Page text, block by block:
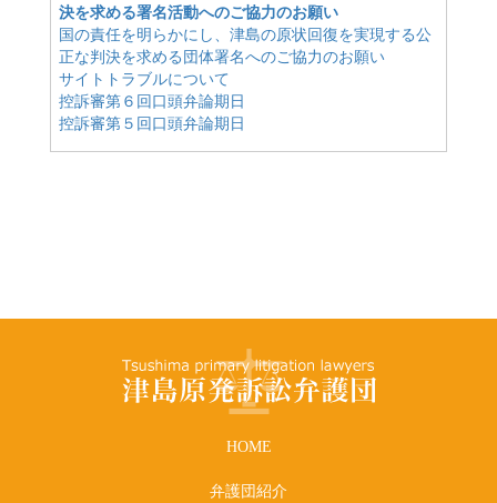
決を求める署名活動へのご協力のお願い
国の責任を明らかにし、津島の原状回復を実現する公
正な判決を求める団体署名へのご協力のお願い
サイトトラブルについて
控訴審第６回口頭弁論期日
控訴審第５回口頭弁論期日
HOME
弁護団紹介